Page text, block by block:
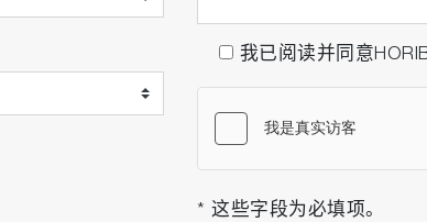
我已阅读并同意
* 这些字段为必填项。